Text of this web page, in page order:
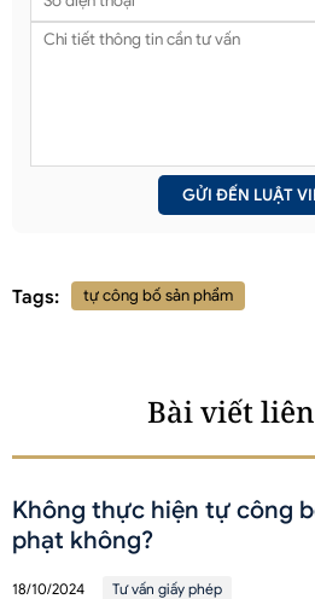
Tags: tự công bố sản phẩm
Bài viết
Không thực hiện tự công
phạt không?
18/10/2024 Tư vấn giấy phép